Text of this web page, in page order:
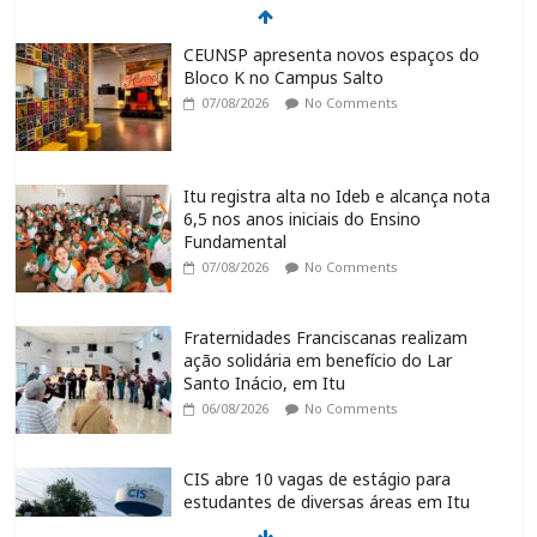
CEUNSP apresenta novos espaços do
Bloco K no Campus Salto
07/08/2026 No Comments
Itu registra alta no Ideb e alcança nota
6,5 nos anos iniciais do Ensino
Fundamental
07/08/2026 No Comments
Fraternidades Franciscanas realizam
ação solidária em benefício do Lar
Santo Inácio, em Itu
06/08/2026 No Comments
CIS abre 10 vagas de estágio para
estudantes de diversas áreas em Itu
06/08/2026